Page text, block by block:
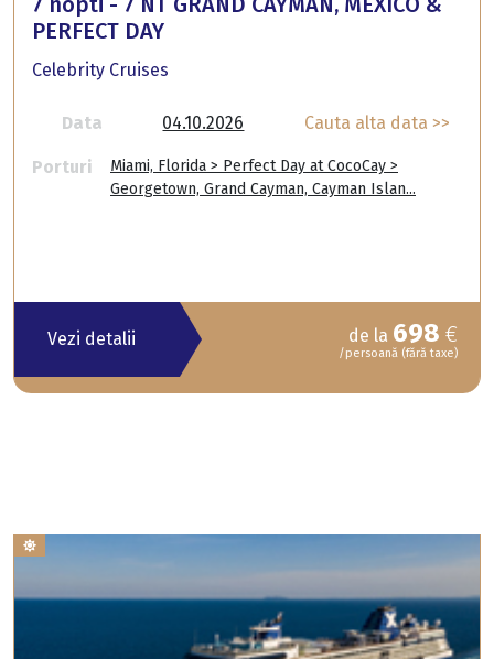
PERFECT DAY
Celebrity Cruises
Data 04.10.2026 Cauta alta data >>
Porturi
Miami, Florida > Perfect Day at CocoCay >
Georgetown, Grand Cayman, Cayman Islan...
Vezi detalii de la 698 €
/persoană (fără taxe)